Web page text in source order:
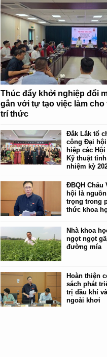
Thúc đẩy khởi nghiệp đổi
gắn với tự tạo việc làm cho
trí thức
Đắk Lắk tổ
công Đại
hiệp các
Kỹ thuật
nhiệm kỳ
ĐBQH Châu
hội là
trọng trong
thức khoa
Nhà khoa
ngọt ngọt
đường mía
Hoàn thiện
sách phát
trị dầu khí
ngoài khơi